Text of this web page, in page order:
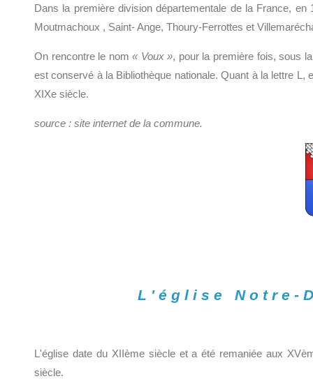
Dans la première division départementale de la France,
Moutmachoux , Saint- Ange, Thoury-Ferrottes et
On rencontre le nom« Voux », pour la première fois, sous
est conservé à la Bibliothèque nationale. Quant à la lettre
XIXe siècle.
source : site internet de la commune.
L'église Notre-
L'église date du XIIème siècle et a été remaniée aux
siècle.